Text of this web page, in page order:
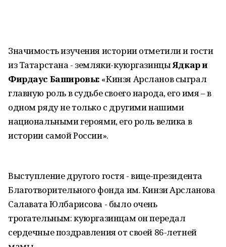
Значимость изучения истории отметили и гости
из Татарстана - земляки-куюргазинцыЯдкар и
Фирдаус Башировы: «Кинзя Арсланов сыграл
главную роль в судьбе своего народа, его имя – в
одном ряду не только с другими нашими
национальными героями, его роль велика в
истории самой России».
Выступление другого гостя - вице-президента
Благотворительного фонда им. Кинзи Арсланова
Салавата Юлбарисова - было очень
трогательным: куюргазинцам он передал
сердечные поздравления от своей 86-летней